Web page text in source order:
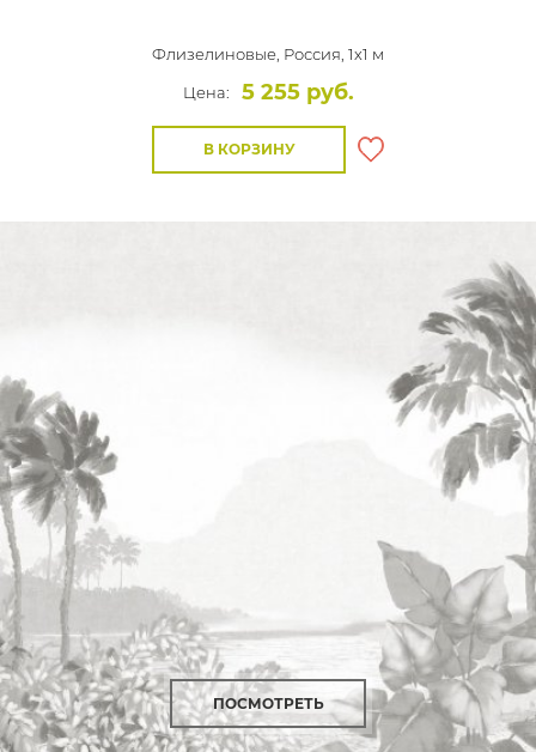
Флизелиновые, Россия, 1x1 м
Цена:
5 255 руб.
В КОРЗИНУ
ПОСМОТРЕТЬ